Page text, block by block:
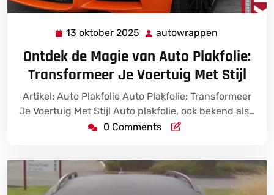
13 oktober 2025 13
2025
autowrappen
Ontdek de Magie van Auto Plakfolie:
Transformeer Je Voertuig Met Stijl
Artikel: Auto Plakfolie Auto Plakfolie: Transformeer
Je Voertuig Met Stijl Auto plakfolie, ook bekend als…
0 Comments